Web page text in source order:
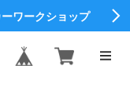
ワークショップ